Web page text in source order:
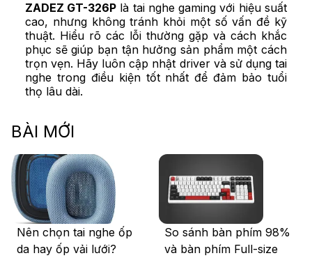
ZADEZ GT-326P là tai nghe gaming với hiệu suất
cao, nhưng không tránh khỏi một số vấn đề kỹ
thuật. Hiểu rõ các lỗi thường gặp và cách khắc
phục sẽ giúp bạn tận hưởng sản phẩm một cách
trọn vẹn. Hãy luôn cập nhật driver và sử dụng tai
nghe trong điều kiện tốt nhất để đảm bảo tuổi
thọ lâu dài.
BÀI MỚI
Nên chọn tai nghe ốp
da hay ốp vải lưới?
So sánh bàn phím 98%
và bàn phím Full-size